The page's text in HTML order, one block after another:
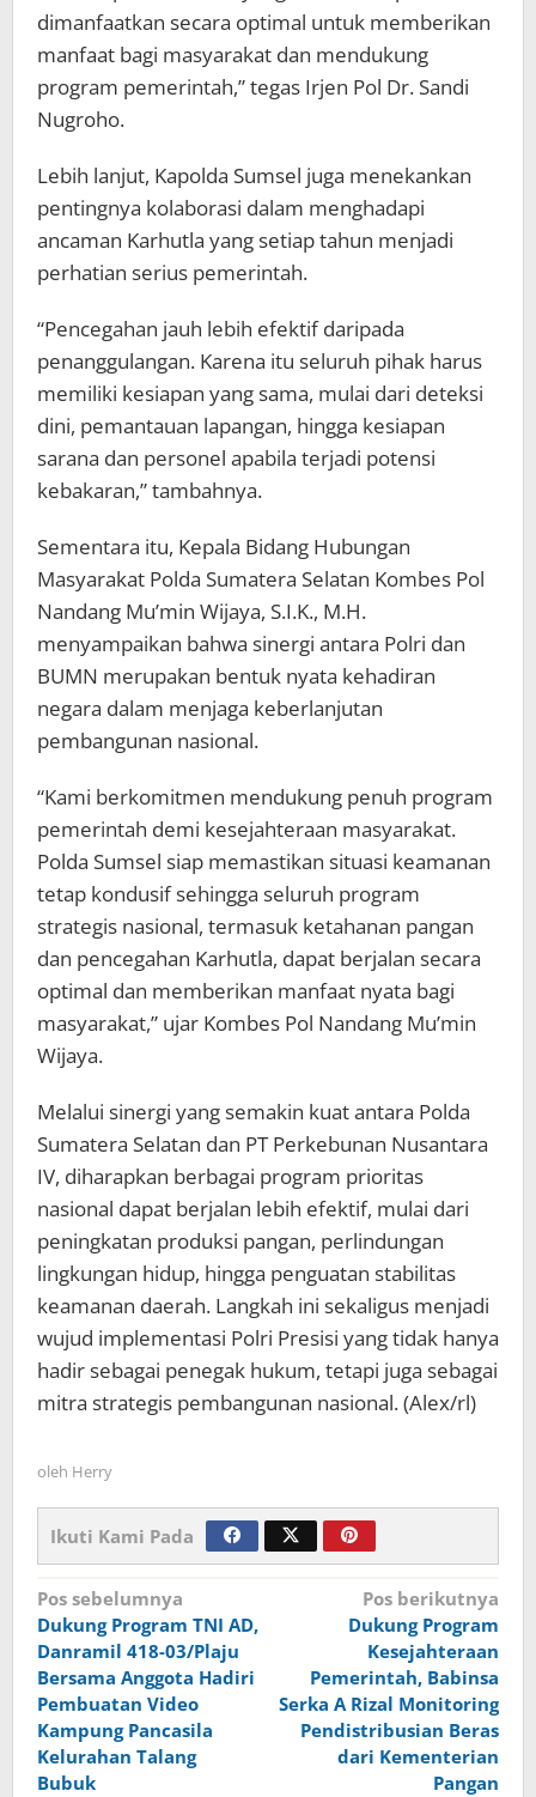
dimanfaatkan secara optimal untuk memberikan
manfaat bagi masyarakat dan mendukung
program pemerintah,” tegas Irjen Pol Dr. Sandi
Nugroho.
Lebih lanjut, Kapolda Sumsel juga menekankan
pentingnya kolaborasi dalam menghadapi
ancaman Karhutla yang setiap tahun menjadi
perhatian serius pemerintah.
“Pencegahan jauh lebih efektif daripada
penanggulangan. Karena itu seluruh pihak harus
memiliki kesiapan yang sama, mulai dari deteksi
dini, pemantauan lapangan, hingga kesiapan
sarana dan personel apabila terjadi potensi
kebakaran,” tambahnya.
Sementara itu, Kepala Bidang Hubungan
Masyarakat Polda Sumatera Selatan Kombes Pol
Nandang Mu’min Wijaya, S.I.K., M.H.
menyampaikan bahwa sinergi antara Polri dan
BUMN merupakan bentuk nyata kehadiran
negara dalam menjaga keberlanjutan
pembangunan nasional.
“Kami berkomitmen mendukung penuh program
pemerintah demi kesejahteraan masyarakat.
Polda Sumsel siap memastikan situasi keamanan
tetap kondusif sehingga seluruh program
strategis nasional, termasuk ketahanan pangan
dan pencegahan Karhutla, dapat berjalan secara
optimal dan memberikan manfaat nyata bagi
masyarakat,” ujar Kombes Pol Nandang Mu’min
Wijaya.
Melalui sinergi yang semakin kuat antara Polda
Sumatera Selatan dan PT Perkebunan Nusantara
IV, diharapkan berbagai program prioritas
nasional dapat berjalan lebih efektif, mulai dari
peningkatan produksi pangan, perlindungan
lingkungan hidup, hingga penguatan stabilitas
keamanan daerah. Langkah ini sekaligus menjadi
wujud implementasi Polri Presisi yang tidak hanya
hadir sebagai penegak hukum, tetapi juga sebagai
mitra strategis pembangunan nasional. (Alex/rl)
oleh Herry
Ikuti Kami Pada
Navigasi
pos
Pos sebelumnya
Dukung Program TNI AD,
Danramil 418-03/Plaju
Bersama Anggota Hadiri
Pembuatan Video
Kampung Pancasila
Kelurahan Talang
Bubuk
Pos berikutnya
Dukung Program
Kesejahteraan
Pemerintah, Babinsa
Serka A Rizal Monitoring
Pendistribusian Beras
dari Kementerian
Pangan